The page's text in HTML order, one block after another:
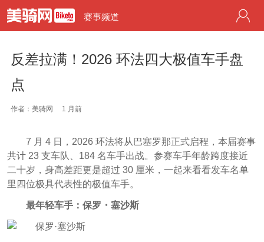
赛事频道
反差拉满！2026 环法四大极值车手盘
点
作者：美骑网 1 月前
7 月 4 日，2026 环法将从巴塞罗那正式启程，本届赛事
共计 23 支车队、184 名车手出战。参赛车手年龄跨度接近
二十岁，身高差距更是超过 30 厘米，一起来看看发车名单
里四位极具代表性的极值车手。
最年轻车手：保罗・塞沙斯